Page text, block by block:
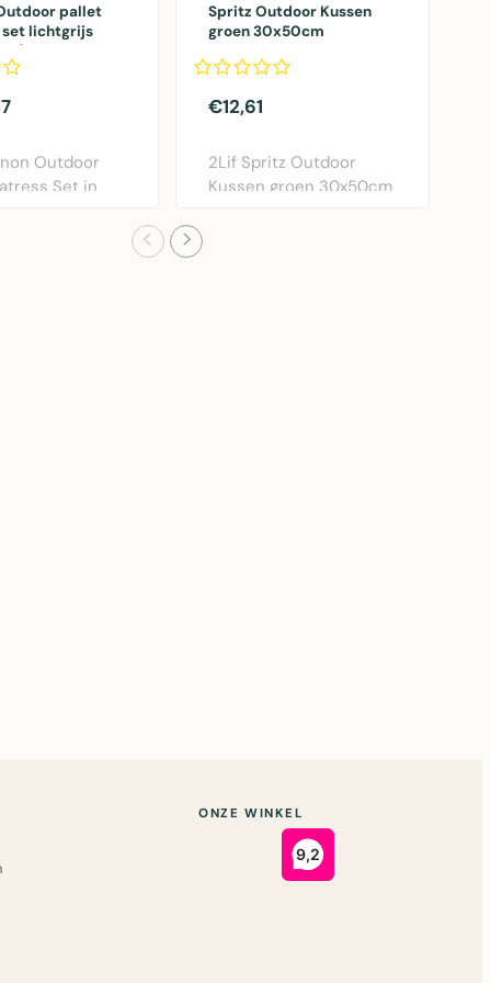
pallet
lichtgrijs
120x40cm
Outdoor
Set in
Spritz Outdoor Kussen
groen 30x50cm
€12,61
2Lif Spritz Outdoor
Kussen groen 30x50cm
ONZE WINKEL